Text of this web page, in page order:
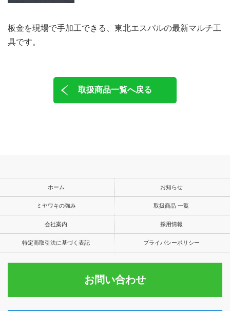
板金を現場で手加工できる、東北エスパルの最新マルチ工
具です。
取扱商品一覧へ戻る
ホーム お知らせ
ミヤワキの強み 取扱商品 一覧
会社案内 採用情報
特定商取引法に基づく表記 プライバシーポリシー
お問い合わせ